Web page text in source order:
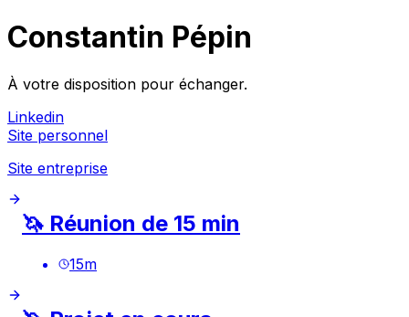
Constantin Pépin
À votre disposition pour échanger.
Linkedin
Site personnel
Site entreprise
🦄 Réunion de 15 min
15m